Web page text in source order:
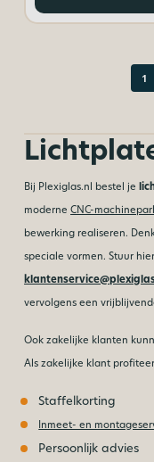
1
Bij Plexiglas.nl bestel je
moderneCNC-
bewerking realiseren.
speciale vormen. Stuur
vervolgens een
Ook zakelijke klanten
Als zakelijke klant
Staffelkorting
Inmeet- en
Persoonlijk advies